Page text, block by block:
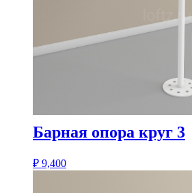
Барная опора круг 3
₽ 9,400